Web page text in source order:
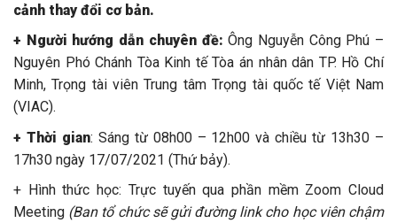
cảnh thay đổi cơ bản.
+ Người hướng dẫn chuyên đề: Ông Nguyễn Công Phú –
Nguyên Phó Chánh Tòa Kinh tế Tòa án nhân dân TP. Hồ Chí
Minh, Trọng tài viên Trung tâm Trọng tài quốc tế Việt Nam
(VIAC).
+ Thời gian: Sáng từ 08h00 – 12h00 và chiều từ 13h30 –
17h30 ngày 17/07/2021 (Thứ bảy).
+ Hình thức học: Trực tuyến qua phần mềm Zoom Cloud
Meeting (Ban tổ chức sẽ gửi đường link cho học viên chậm